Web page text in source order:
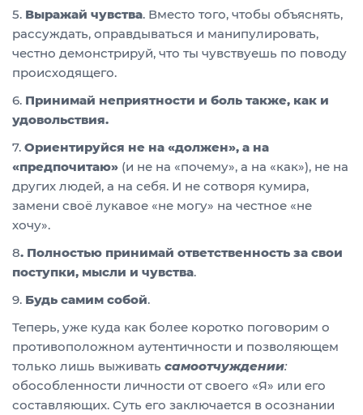
5. Выражай чувства. Вместо того, чтобы объяснять,
рассуждать, оправдываться и манипулировать,
честно демонстрируй, что ты чувствуешь по поводу
происходящего.
6. Принимай неприятности и боль также, как и
удовольствия.
7. Ориентируйся не на «должен», а на
«предпочитаю» (и не на «почему», а на «как»), не на
других людей, а на себя. И не сотворя кумира,
замени своё лукавое «не могу» на честное «не
хочу».
8. Полностью принимай ответственность за свои
поступки, мысли и чувства.
9. Будь самим собой.
Теперь, уже куда как более коротко поговорим о
противоположном аутентичности и позволяющем
только лишь выживать самоотчуждении:
обособленности личности от своего «Я» или его
составляющих. Суть его заключается в осознании